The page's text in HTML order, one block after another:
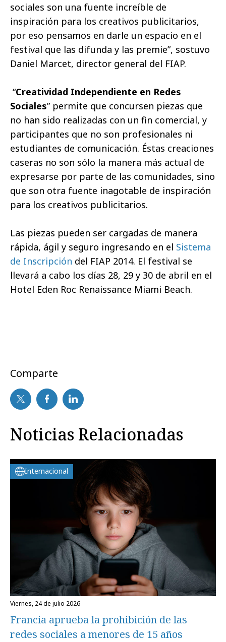
sociales son una fuente increíble de
inspiración para los creativos publicitarios,
por eso pensamos en darle un espacio en el
festival que las difunda y las premie”, sostuvo
Daniel Marcet, director general del FIAP.
“Creatividad Independiente en Redes
Sociales” permite que concursen piezas que
no han sido realizadas con un fin comercial, y
participantes que no son profesionales ni
estudiantes de comunicación. Éstas creaciones
caseras no son sólo la manera más actual de
expresarse por parte de las comunidades, sino
que son otra fuente inagotable de inspiración
para los creativos publicitarios.
Las piezas pueden ser cargadas de manera
rápida, ágil y seguro ingresando en el Sistema
de Inscripción del FIAP 2014. El festival se
llevará a cabo los días 28, 29 y 30 de abril en el
Hotel Eden Roc Renaissance Miami Beach.
Comparte
Noticias Relacionadas
Internacional
viernes, 24 de julio 2026
Francia aprueba la prohibición de las
redes sociales a menores de 15 años